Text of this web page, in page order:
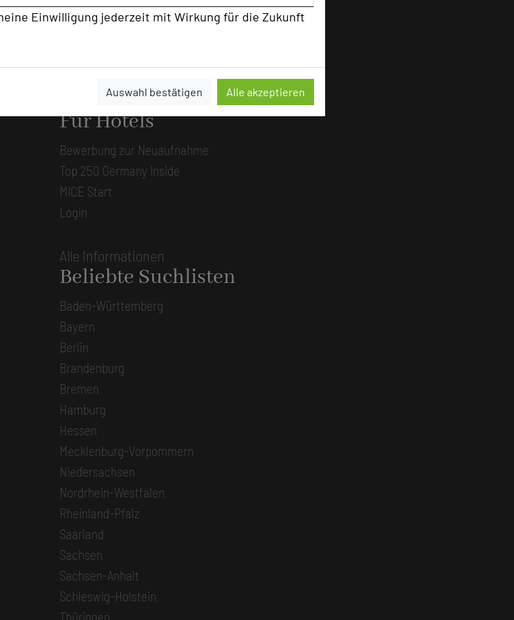
Einwilligung jederzeit mit Wirkung für die Zukunft
Auswahl bestätigen Alle akzeptieren
Ansprechpartner
Alle Informationen
Für Hotels
Bewerbung zur Neuaufnahme
Top 250 Germany Inside
MICE Start
Login
Alle Informationen
Beliebte Suchlisten
Baden-Württemberg
Bayern
Berlin
Brandenburg
Bremen
Hamburg
Hessen
Mecklenburg-Vorpommern
Niedersachsen
Nordrhein-Westfalen
Rheinland-Pfalz
Saarland
Sachsen
Sachsen-Anhalt
Schleswig-Holstein